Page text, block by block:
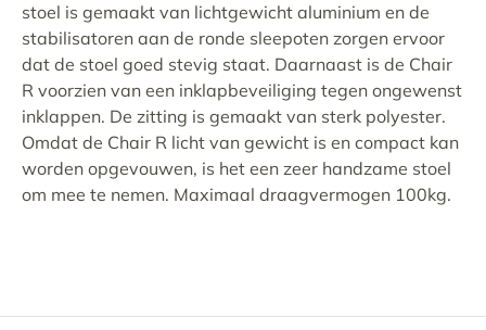
stoel is gemaakt van lichtgewicht aluminium en de
stabilisatoren aan de ronde sleepoten zorgen ervoor
dat de stoel goed stevig staat. Daarnaast is de Chair
R voorzien van een inklapbeveiliging tegen ongewenst
inklappen. De zitting is gemaakt van sterk polyester.
Omdat de Chair R licht van gewicht is en compact kan
worden opgevouwen, is het een zeer handzame stoel
om mee te nemen. Maximaal draagvermogen 100kg.